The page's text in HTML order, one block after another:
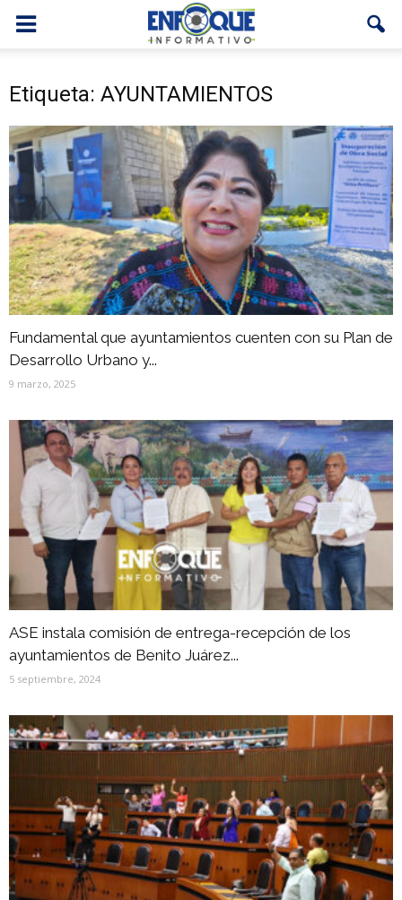
Etiqueta: AYUNTAMIENTOS
Fundamental que ayuntamientos cuenten con su Plan de
Desarrollo Urbano y...
9 marzo, 2025
ASE instala comisión de entrega-recepción de los
ayuntamientos de Benito Juárez...
5 septiembre, 2024